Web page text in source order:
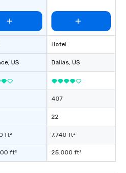
, US
ft²
ft²
Hotel
Dallas, US
407
22
7.740 ft²
25.000 ft²